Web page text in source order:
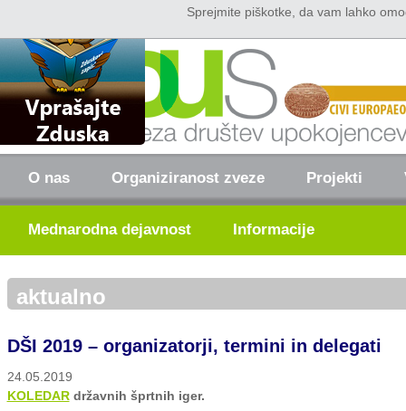
O nas Organiziranost zveze Projekti
Mednarodna dejavnost Informacije
aktualno
DŠI 2019 – organizatorji, termini in delegati
24.05.2019
KOLEDARdržavnih šprtnih iger.
Sprejmite piškotke, da vam lahko